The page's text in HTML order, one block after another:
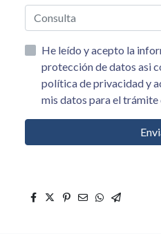
He leído y acepto la información básica sobre
protección de datos asi como el aviso legal y la
política de privacidad y acepto el tratamiento de
mis datos para el